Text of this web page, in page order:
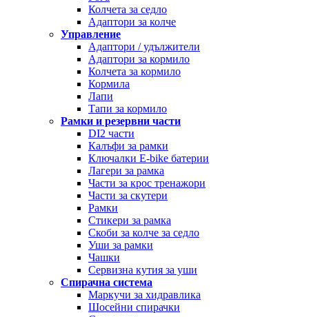
Колчета за седло
Адаптори за колче
Управление
Адаптори / удължители
Адаптори за кормило
Колчета за кормило
Кормила
Лапи
Тапи за кормило
Рамки и резервни части
DI2 части
Калъфи за рамки
Ключалки Е-bike батерии
Лагери за рамка
Части за крос тренажори
Части за скутери
Рамки
Стикери за рамка
Скоби за колче за седло
Уши за рамки
Чашки
Сервизна кутия за уши
Спирачна система
Маркучи за хидравлика
Шосейни спирачки